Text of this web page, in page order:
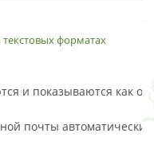
форматах
и показываются как
почты автоматически